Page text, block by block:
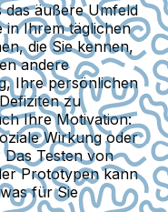
das äußere Umfeld
in Ihrem täglichen
die Sie kennen,
andere
Ihre persönlichen
zu
Ihre Motivation:
Wirkung oder
Testen von
Prototypen kann
für Sie